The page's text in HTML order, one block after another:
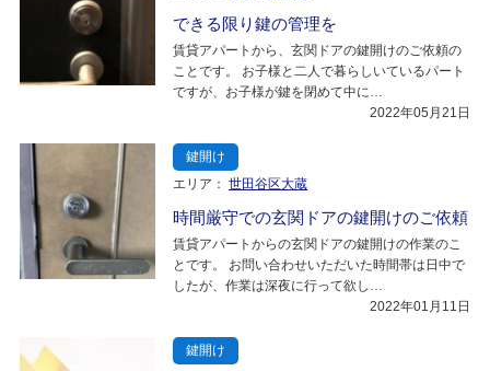
できる限り鍵の管理を
賃貸アパートから、玄関ドアの鍵開けのご依頼の
ことです。 お子様と二人で暮らしいているパート
ですが、お子様が鍵を閉めて中に…
2022年05月21日
鍵開け
エリア： 世田谷区大蔵
時間厳守での玄関ドアの鍵開けのご依頼
賃貸アパートからの玄関ドアの鍵開けの作業のこ
とです。 お問い合わせいただいた時間帯は日中で
したが、作業は深夜に行って欲し…
2022年01月11日
鍵開け